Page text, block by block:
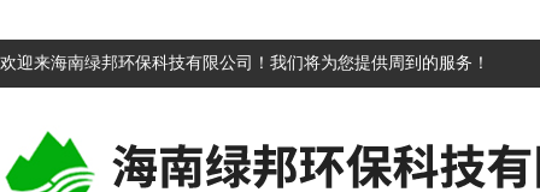
欢迎来海南绿邦环保科技有限公司！我们将为您提供周到的服务！